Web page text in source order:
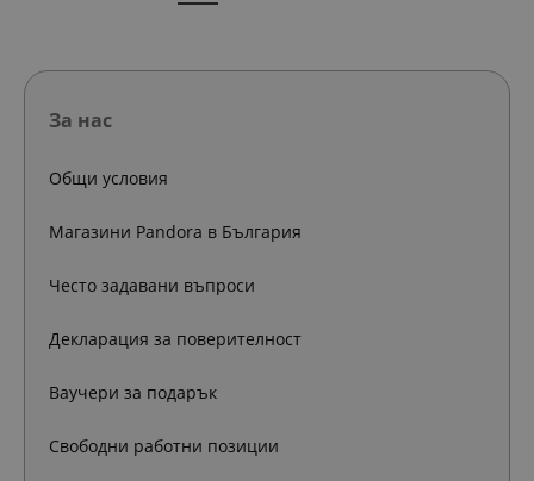
За нас
Общи условия
Магазини Pandora в България
Често задавани въпроси
Декларация за поверителност
Ваучери за подарък
Свободни работни позиции